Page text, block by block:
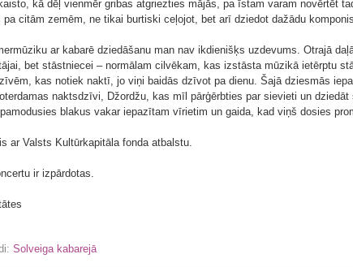
kā dēļ vienmēr gribas atgriezties mājās, pa īstam varam novērtēt
citām zemēm, ne tikai burtiski ceļojot, bet arī dziedot dažādu
ar kabarē dziedāšanu man nav ikdienišķs uzdevums. Otrajā
bet stāstniecei – normālam cilvēkam, kas izstāsta mūzikā ietērptu
kas notiek naktī, jo viņi baidās dzīvot pa dienu. Šajā dziesmās
naktsdzīvi, Džordžu, kas mīl pārģērbties par sievieti un
blakus vakar iepazītam vīrietim un gaida, kad viņš dosies
ar Valsts Kultūrkapitāla fonda atbalstu.
ir izpārdotas.
Solveiga kabarejā